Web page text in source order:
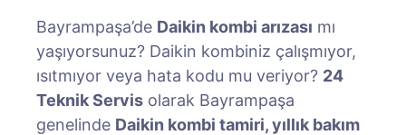
Bayrampaşa’de Daikin kombi arızası mı
yaşıyorsunuz? Daikin kombiniz çalışmıyor,
ısıtmıyor veya hata kodu mu veriyor? 24
Teknik Servis olarak Bayrampaşa
genelinde Daikin kombi tamiri, yıllık bakım